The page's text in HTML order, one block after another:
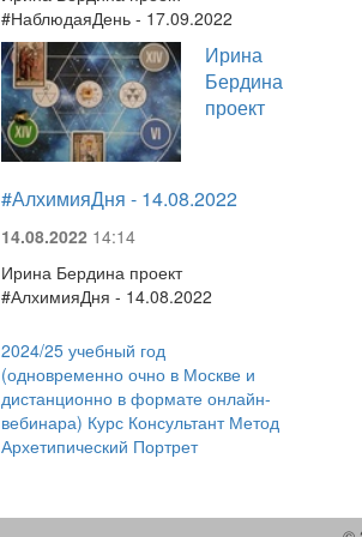
#НаблюдаяДень - 17.09.2022
Ирина
Бердина
проект
#АлхимияДня - 14.08.2022
14.08.2022 14:14
Ирина Бердина проект
#АлхимияДня - 14.08.2022
2024/25 учебный год
(одновременно очно в Москве и
дистанционно в формате онлайн-
вебинара) Курс Консультант Метод
Архетипический Портрет